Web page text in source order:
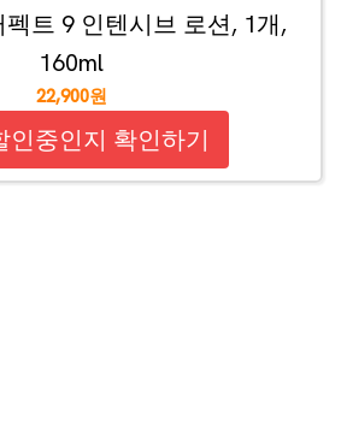
트 9 인텐시브 로션, 1개,
160ml
22,900원
인중인지 확인하기